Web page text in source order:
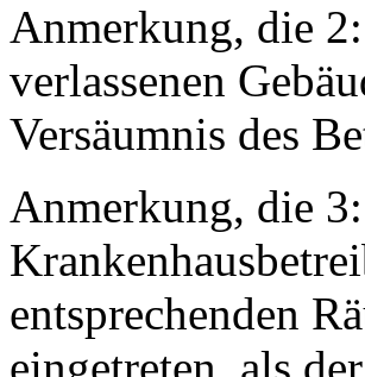
Anmerkung, die
verlassenen
Versäumnis des
Anmerkung, die
entsprechenden